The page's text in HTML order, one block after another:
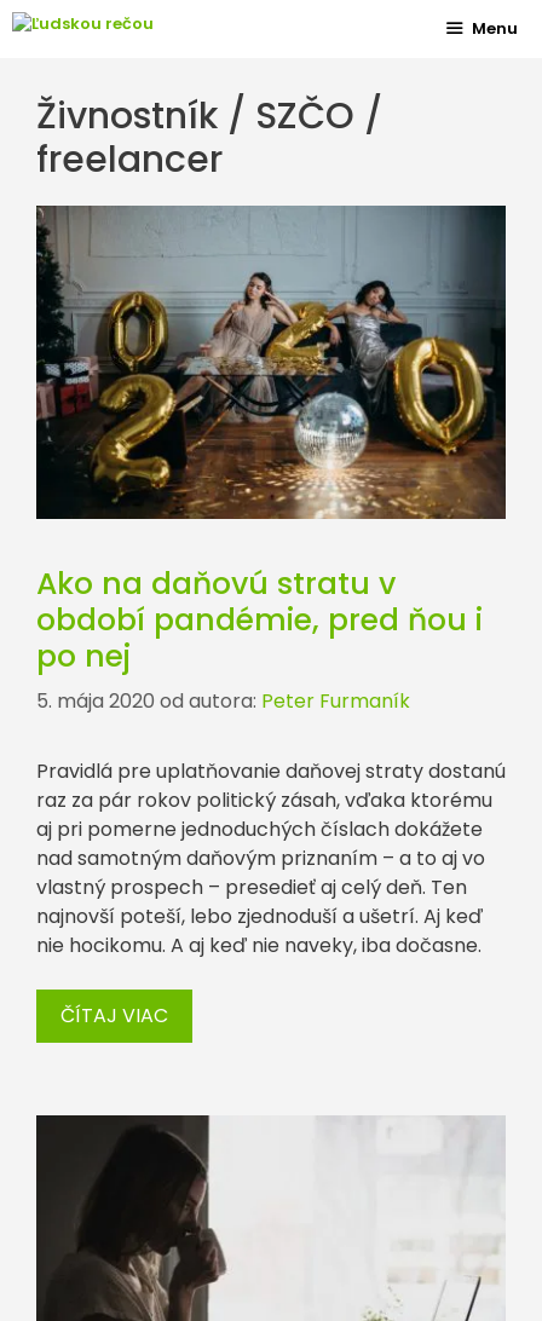
Preskočiť
Menu
Živnostník / SZČO /
freelancer
Ako na daňovú stratu v
období pandémie, pred ňou i
po nej
5. mája 2020 od autora: Peter Furmaník
Pravidlá pre uplatňovanie daňovej straty dostanú
raz za pár rokov politický zásah, vďaka ktorému
aj pri pomerne jednoduchých číslach dokážete
nad samotným daňovým priznaním – a to aj vo
vlastný prospech – presedieť aj celý deň. Ten
najnovší poteší, lebo zjednoduší a ušetrí. Aj keď
nie hocikomu. A aj keď nie naveky, iba dočasne.
ČÍTAJ VIAC